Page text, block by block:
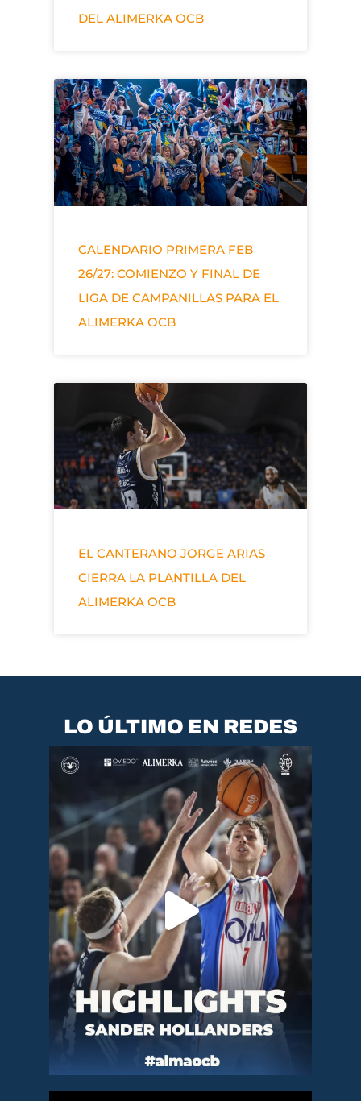
DEL ALIMERKA OCB
CALENDARIO PRIMERA FEB
26/27: COMIENZO Y FINAL DE
LIGA DE CAMPANILLAS PARA EL
ALIMERKA OCB
EL CANTERANO JORGE ARIAS
CIERRA LA PLANTILLA DEL
ALIMERKA OCB
LO ÚLTIMO EN REDES